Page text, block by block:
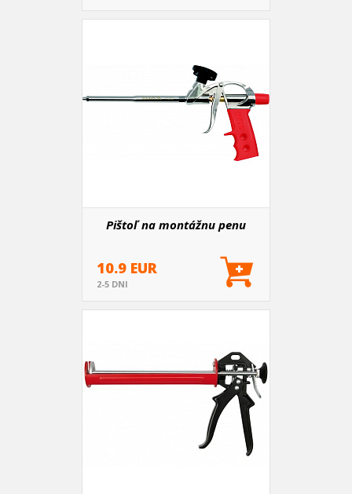
Pištoľ na montážnu penu
10.9 EUR
2-5 DNI